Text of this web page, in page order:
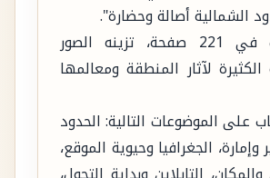
الشمالية أصالة وحضارة".
وجاء الكتاب في 221 صفحة، تزينه الصور
الكثيرة لآثار المنطقة ومعالمها
على الموضوعات التالية: الحدود
وإمارة، الجغرافيا وحيوية الموقع،